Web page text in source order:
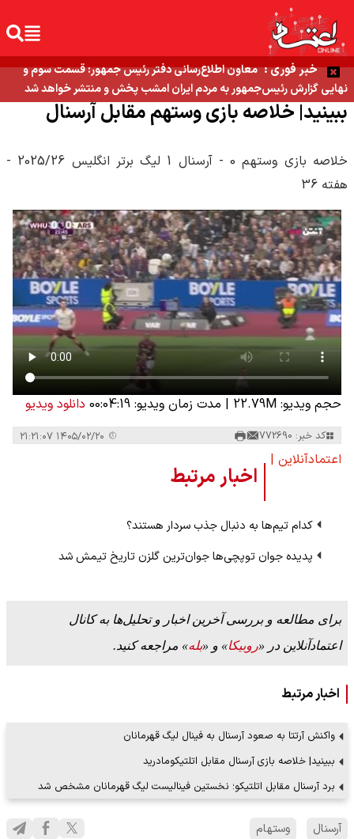
خبر فوری : معاون اطلاع‌رسانی دفتر رئیس جمهور: قسمت سوم و
نهایی گزارش رئیس‌جمهور به مردم ایران امشب پخش و منتشر خواهد شد
ببینید| خلاصه بازی وستهم مقابل آرسنال
خلاصه بازی وستهم 0 - آرسنال 1 لیگ برتر انگلیس 2025/26 -
هفته 36
حجم ویدیو: 22.79M | مدت زمان ویدیو: 00:04:19 دانلود ویدیو
کد خبر: 772690
اعتمادآنلاین |
اخبار مرتبط
کدام تیم‌ها به دنبال جذب سردار هستند؟
پدیده جوان توپچی‌ها جوان‌ترین گلزن تاریخ تیمش شد
برای مطالعه و بررسی آخرین اخبار و تحلیل‌ها به کانال
اعتمادآنلاین در «روبیکا» و «بله» مراجعه کنید.
اخبار مرتبط
واکنش آرتتا به صعود آرسنال به فینال لیگ قهرمانان
ببینید| خلاصه بازی آرسنال مقابل اتلتیکومادرید
برد آرسنال مقابل اتلتیکو؛ نخستین فینالیست لیگ قهرمانان مشخص شد
آرسنال وستهام